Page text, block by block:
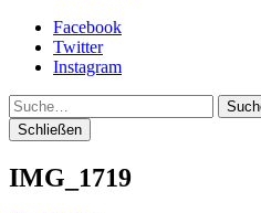
Facebook
Twitter
Instagram
Suche
Schließen
IMG_1719